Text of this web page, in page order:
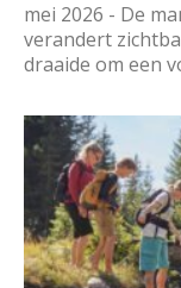
mei 2026 - De
verandert
draaide om een